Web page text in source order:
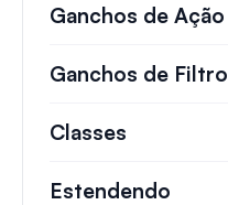
Ganchos de Ação
Ganchos de Filtro
Classes
Estendendo